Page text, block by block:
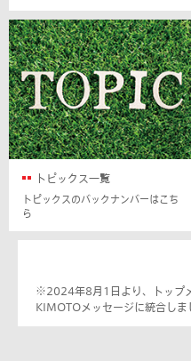
トピックス一覧
トピックスのバックナンバーはこち
ら
※2024年8月1日より、トップ
KIMOTOメッセージに統合しま